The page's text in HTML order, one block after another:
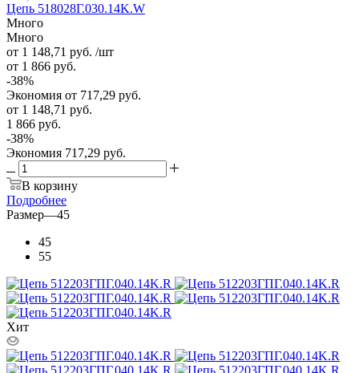
Цепь 518028Г.030.14K.W
Много
Много
от 1 148,71 руб. /шт
от 1 866 руб.
-38%
Экономия от 717,29 руб.
от 1 148,71 руб.
1 866 руб.
-38%
Экономия 717,29 руб.
В корзину
Подробнее
Размер—45
45
55
Хит